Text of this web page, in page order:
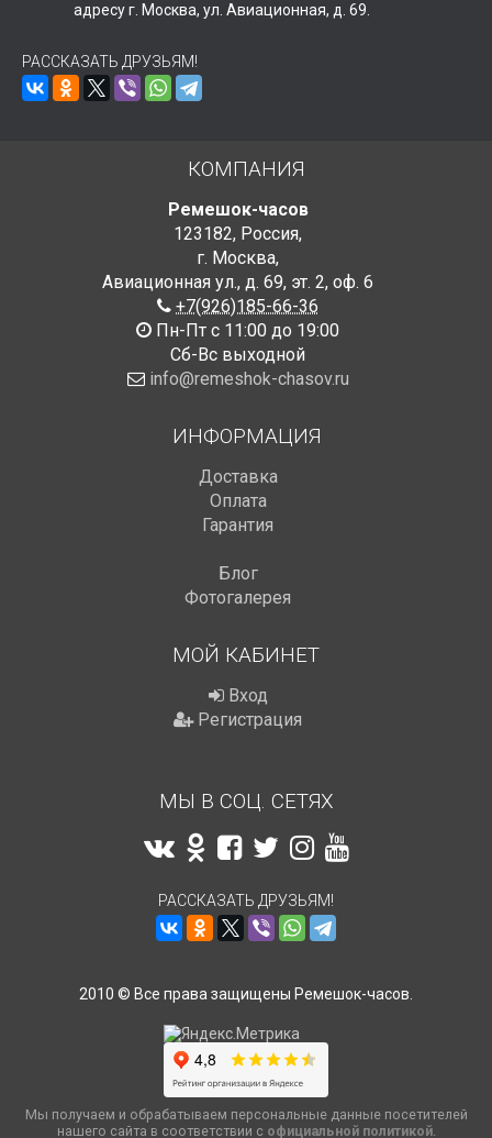
адресу г. Москва, ул. Авиационная, д. 69.
РАССКАЗАТЬ ДРУЗЬЯМ!
КОМПАНИЯ
Ремешок-часов
123182, Россия,
г. Москва,
Авиационная ул., д. 69, эт. 2, оф. 6
+7(926)185-66-36
Пн-Пт с 11:00 до 19:00
Сб-Вс выходной
info@remeshok-chasov.ru
ИНФОРМАЦИЯ
Доставка
Оплата
Гарантия
Блог
Фотогалерея
МОЙ КАБИНЕТ
Вход
Регистрация
МЫ В СОЦ. СЕТЯХ
РАССКАЗАТЬ ДРУЗЬЯМ!
2010 © Все права защищены Ремешок-часов.
Мы получаем и обрабатываем персональные данные посетителей
нашего сайта в соответствии с официальной политикой.